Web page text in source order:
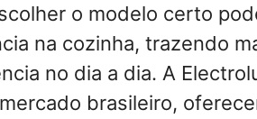
o modelo certo
na cozinha, trazendo
no dia a dia. A
brasileiro,